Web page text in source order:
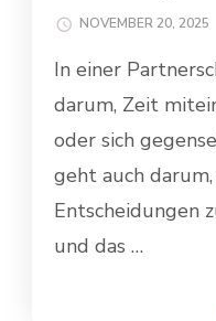
NOVEMBER 20, 2025
In einer
darum, Zeit
oder sich
geht auch
Entscheidungen
und das …